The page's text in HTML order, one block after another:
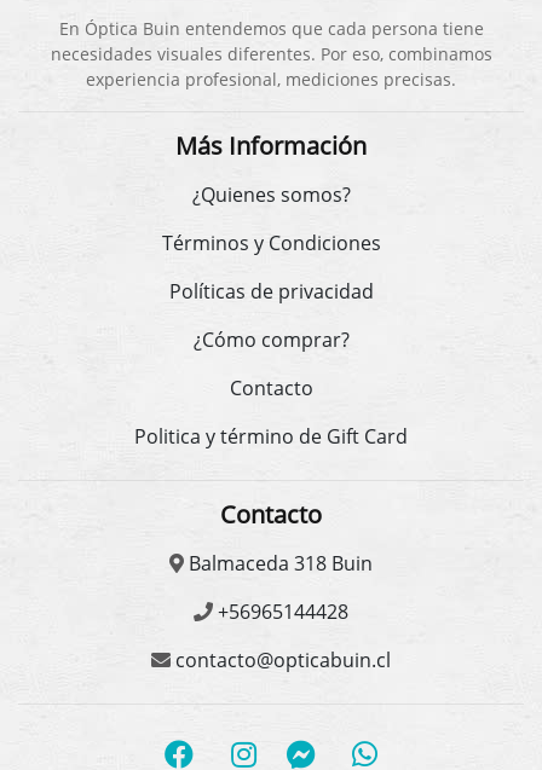
En Óptica Buin entendemos que cada persona tiene
necesidades visuales diferentes. Por eso, combinamos
experiencia profesional, mediciones precisas.
Más Información
¿Quienes somos?
Términos y Condiciones
Políticas de privacidad
¿Cómo comprar?
Contacto
Politica y término de Gift Card
Contacto
Balmaceda 318 Buin
+56965144428
contacto@opticabuin.cl